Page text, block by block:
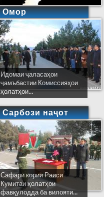
Омор
Идомаи ҷаласаҳои
ҷамъбастии Комиссияҳои
ҳолатҳои...
Сарбози наҷот
Сафари кории Раиси
Кумитаи ҳолатҳои
фавқулодда ба вилояти...